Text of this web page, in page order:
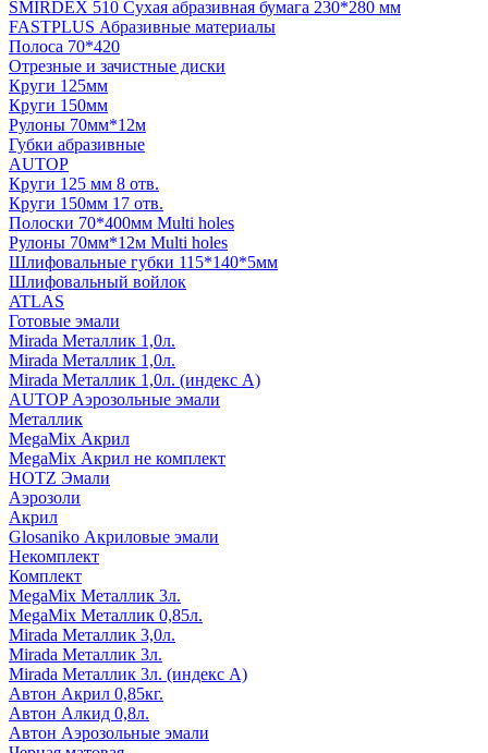
SMIRDEX 510 Сухая абразивная бумага 230*280 мм
FASTPLUS Абразивные материалы
Полоса 70*420
Отрезные и зачистные диски
Круги 125мм
Круги 150мм
Рулоны 70мм*12м
Губки абразивные
AUTOP
Круги 125 мм 8 отв.
Круги 150мм 17 отв.
Полоски 70*400мм Multi holes
Рулоны 70мм*12м Multi holes
Шлифовальные губки 115*140*5мм
Шлифовальный войлок
ATLAS
Готовые эмали
Mirada Металлик 1,0л.
Mirada Металлик 1,0л.
Mirada Металлик 1,0л. (индекс А)
AUTOP Аэрозольные эмали
Металлик
MegaMix Акрил
MegaMix Акрил не комплект
HOTZ Эмали
Аэрозоли
Акрил
Glosaniko Акриловые эмали
Некомплект
Комплект
MegaMix Металлик 3л.
MegaMix Металлик 0,85л.
Mirada Металлик 3,0л.
Mirada Металлик 3л.
Mirada Металлик 3л. (индекс А)
Автон Акрил 0,85кг.
Автон Алкид 0,8л.
Автон Аэрозольные эмали